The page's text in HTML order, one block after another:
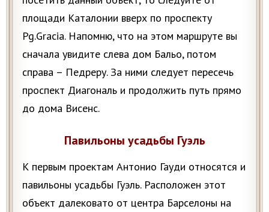
площади Каталонии вверх по проспекту
Pg.Gracia. Напомню, что на этом маршруте вы
сначала увидите слева дом Бальо, потом
справа – Педреру. За ними следует пересечь
проспект Диагональ и продолжить путь прямо
до дома Висенс.
Павильоны усадьбы Гуэль
К первым проектам Антонио Гауди относятся и
павильоны усадьбы Гуэль. Расположен этот
объект далековато от центра Барселоны на